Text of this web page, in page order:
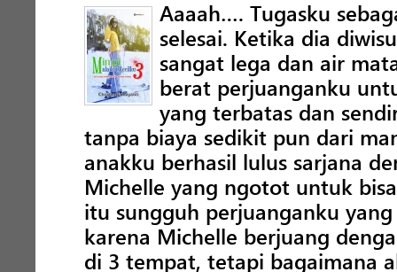
Aaaah…. Tugasku
selesai. Ketika dia
sangat lega dan air
berat perjuanganku
yang terbatas dan
tanpa biaya sedikit pun dari
anakku berhasil lulus sarjana
Michelle yang ngotot untuk
itu sungguh perjuanganku
karena Michelle berjuang
di 3 tempat, tetapi bagaimana